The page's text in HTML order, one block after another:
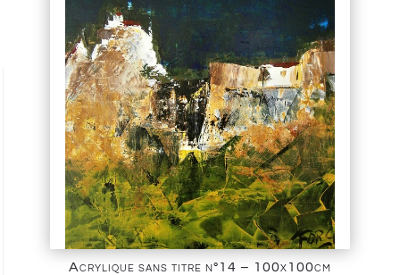
Acrylique sans titre n°14 – 100x100cm